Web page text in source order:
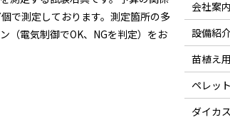
で測定しております。測定箇所の多
（電気制御でOK、NGを判定）をお
会社案内
設備紹
苗植え
ペレッ
ダイカ